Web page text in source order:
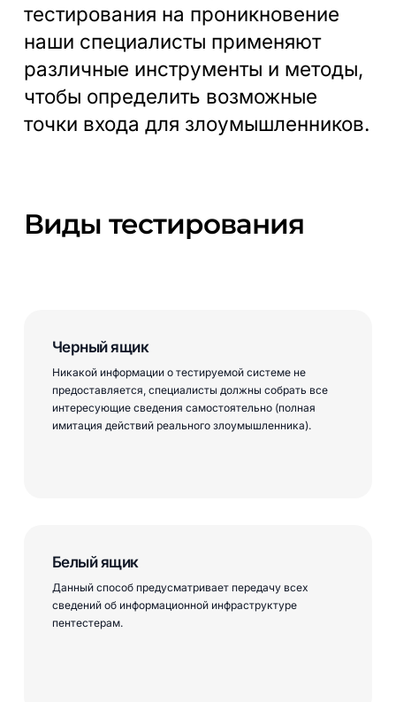
тестирования на проникновение
наши специалисты применяют
различные инструменты и методы,
чтобы определить возможные
точки входа для злоумышленников.
Виды тестирования
Черный ящик
Никакой информации о тестируемой системе не
предоставляется, специалисты должны собрать все
интересующие сведения самостоятельно (полная
имитация действий реального злоумышленника).
Белый ящик
Данный способ предусматривает передачу всех
сведений об информационной инфраструктуре
пентестерам.